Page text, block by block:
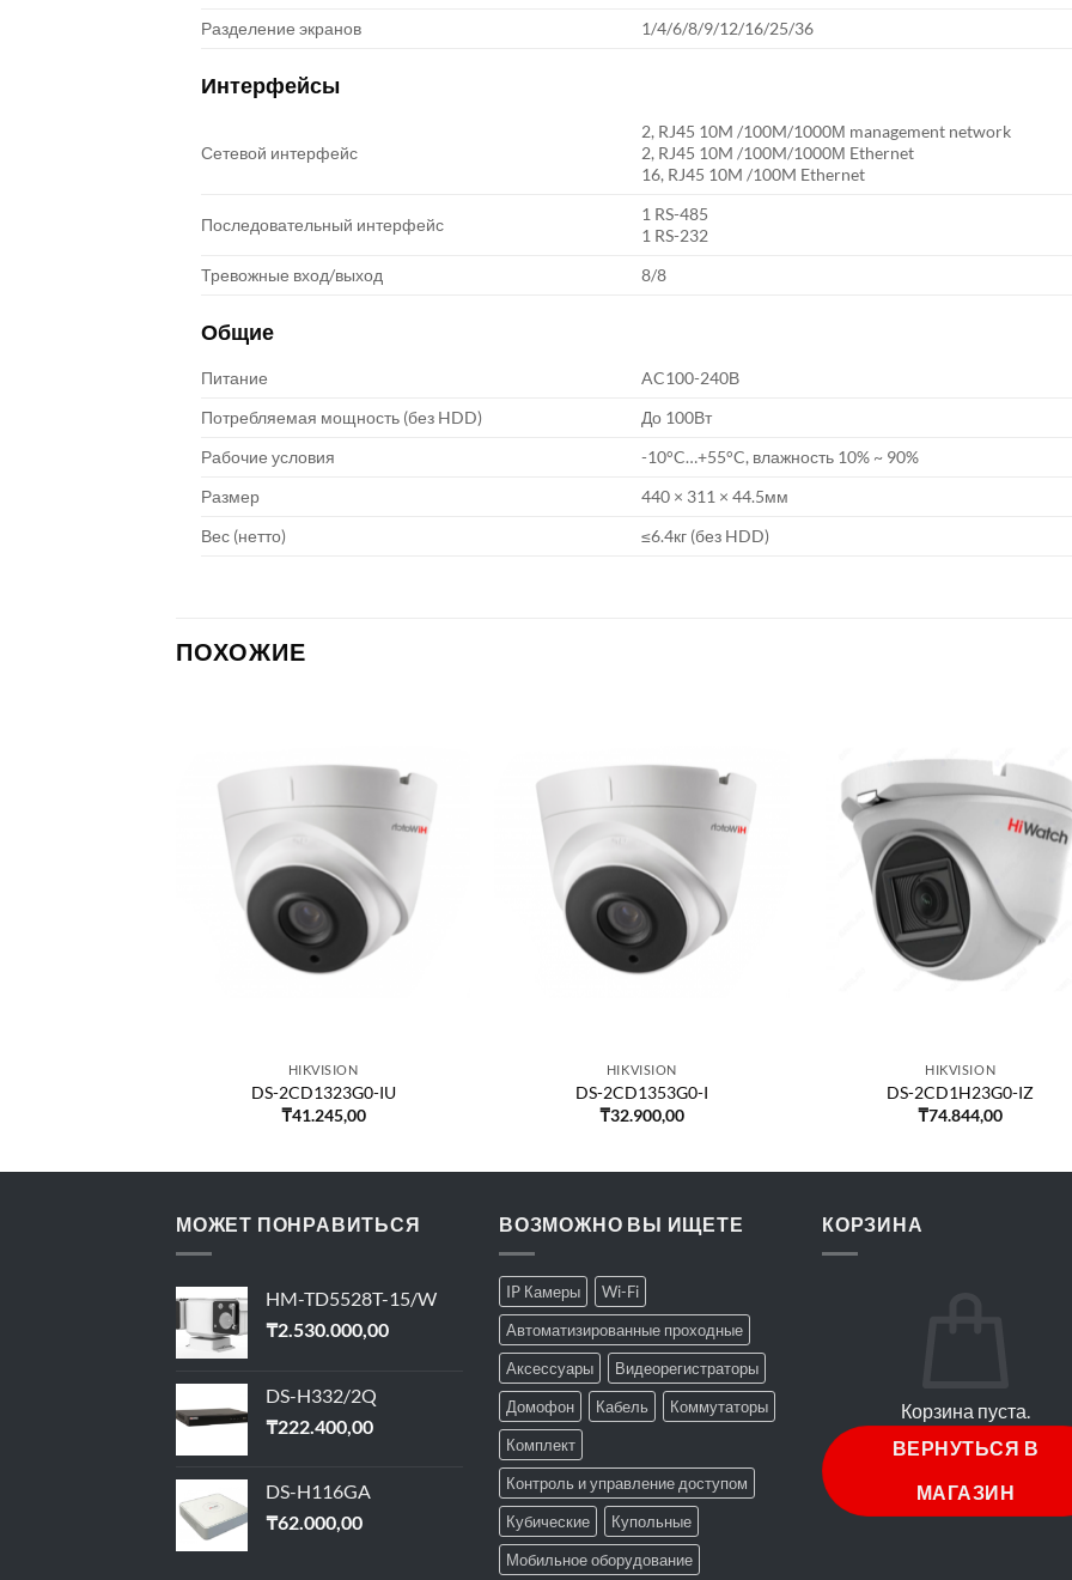
Разделение экранов
1/4/6/8/9/12/16/25/36
Интерфейсы
Сетевой интерфейс
2, RJ45 10M /100M/1000М management network
2, RJ45 10M /100M/1000М Ethernet
16, RJ45 10M /100M Ethernet
Последовательный интерфейс
1 RS-485
1 RS-232
Тревожные вход/выход
8/8
Общие
Питание
AC100-240В
Потребляемая мощность (без HDD)
До 100Вт
Рабочие условия
-10°C…+55°C, влажность 10% ~ 90%
Размер
440 × 311 × 44.5мм
Вес (нетто)
≤6.4кг (без HDD)
ПОХОЖИЕ
HIKVISION
DS-2CD1323G0-IU
₸41.245,00
HIKVISION
DS-2CD1353G0-I
₸32.900,00
HIKVISION
DS-2CD1H23G0-IZ
₸74.844,00
МОЖЕТ ПОНРАВИТЬСЯ
HM-TD5528T-15/W
₸2.530.000,00
DS-H332/2Q
₸222.400,00
DS-H116GA
₸62.000,00
ВОЗМОЖНО ВЫ ИЩЕТЕ
IP Камеры
Wi-Fi
Автоматизированные проходные
Аксессуары
Видеорегистраторы
Домофон
Кабель
Коммутаторы
Комплект
Контроль и управление доступом
Кубические
Купольные
Мобильное оборудование
КОРЗИНА
Корзина пуста.
ВЕРНУТЬСЯ В
МАГАЗИН